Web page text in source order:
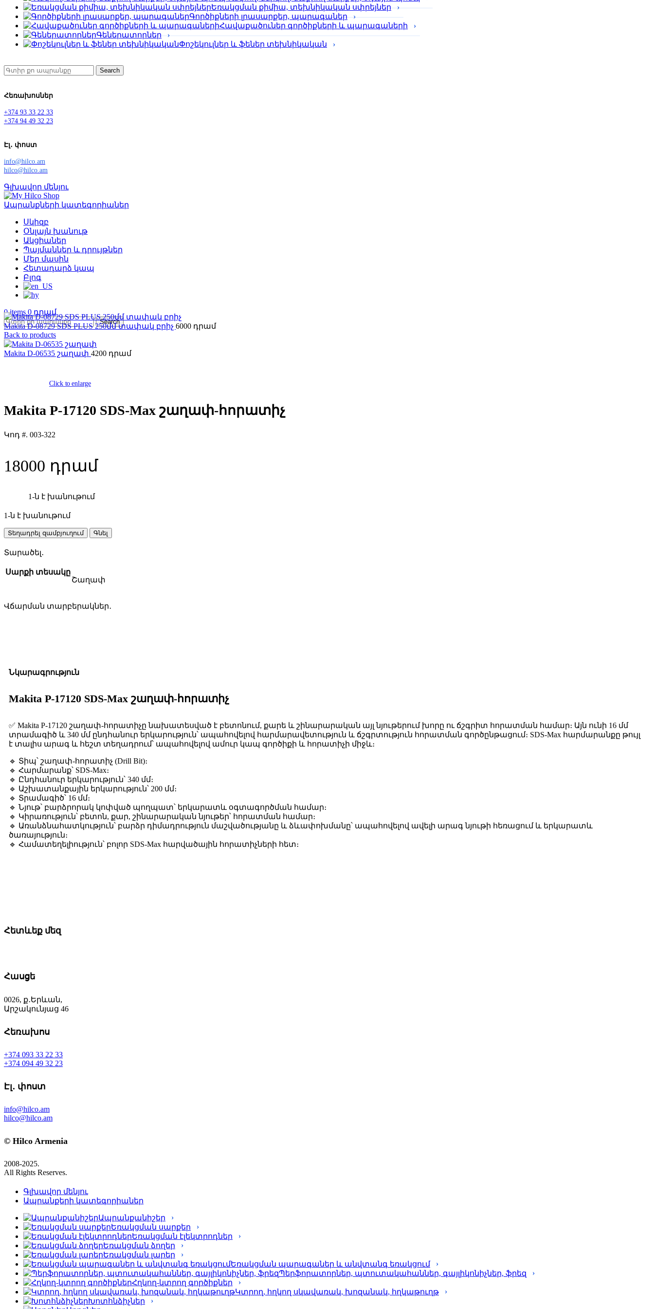
Եռակցման քիմիա, տեխնիկական սփրեյներ
Գործիքների լրասարքեր, պարագաներ
Հավաքածուներ գործիքների և պարագաների
Գեներատորներ
Փոշեկուլներ և ֆեներ տեխնիկական
Search
Հեռախոսներ
+374 93 33 22 33
+374 94 49 32 23
Էլ․ փոստ
info@hilco.am
hilco@hilco.am
Գլխավոր մենյու
Ապրանքների կատեգորիաներ
Սկիզբ
Օնլայն խանութ
Ակցիաներ
Պայմաններ և դրույթներ
Մեր մասին
Հետադարձ կապ
Բլոգ
0items 0
Search
Makita D-08729 SDS PLUS 250մմ տափակ բրիչ 6000
Back to products
Makita D-06535 շաղափ 4200
Click to enlarge
Makita P-17120 SDS-Max շաղափ-հորատիչ
Կոդ #. 003-322
18000
1-ն է խանութում
1-ն է խանութում
Makita
P-
17120
SDS-
Max
շաղափ-
Տեղադրել զամբյուղում Գնել
Տարածել․
Սարքի տեսակը
Շաղափ
Վճարման տարբերակներ․
Նկարագրություն
Makita P-17120 SDS-Max շաղափ-հորատիչ
✅ Makita P-17120 շաղափ-հորատիչը նախատեսված է բետոնում, քարե և շինարարական այլ նյութերում խորը ու ճշգրիտ հորատման համար։ Այն ունի 16 մմ
տրամագիծ և 340 մմ ընդհանուր երկարություն՝ ապահովելով հարմարավետություն և ճշգրտություն հորատման գործընթացում։ SDS-Max հարմարանքը թույլ
է տալիս արագ և հեշտ տեղադրում՝ ապահովելով ամուր կապ գործիքի և հորատիչի միջև։
🔹 Տիպ՝ շաղափ-հորատիչ (Drill Bit)։
🔹 Հարմարանք՝ SDS-Max։
🔹 Ընդհանուր երկարություն՝ 340 մմ։
🔹 Աշխատանքային երկարություն՝ 200 մմ։
🔹 Տրամագիծ՝ 16 մմ։
🔹 Նյութ՝ բարձրորակ կոփված պողպատ՝ երկարատև օգտագործման համար։
🔹 Կիրառություն՝ բետոն, քար, շինարարական նյութեր՝ հորատման համար։
🔹 Առանձնահատկություն՝ բարձր դիմադրություն մաշվածությանը և ձևափոխմանը՝ ապահովելով ավելի արագ նյութի հեռացում և երկարատև
ծառայություն։
🔹 Համատեղելիություն՝ բոլոր SDS-Max հարվածային հորատիչների հետ։
Հետևեք մեզ
Հասցե
0026, ք․Երևան,
Արշակունյաց 46
Հեռախոս
+374 093 33 22 33
+374 094 49 32 23
Էլ․ փոստ
info@hilco.am
hilco@hilco.am
© Hilco Armenia
2008-2025.
All Rights Reserves.
Գլխավոր մենյու
Ապրանքերի կատեգորիաներ
Ապրանքանիշեր
Եռակցման սարքեր
Եռակցման էլեկտրոդներ
Եռակցման ձողեր
Եռակցման լարեր
Եռակցման պարագաներ և անվտանգ եռակցում
Պերֆորա­տորներ, պտուտակահաններ, գայլիկոնիչներ, ֆրեզ
Հղկող-կտրող գործիքներ
Կտրող, հղկող սկավառակ, խոզանակ, հղկաթուղթ
Խոտհնձիչներ